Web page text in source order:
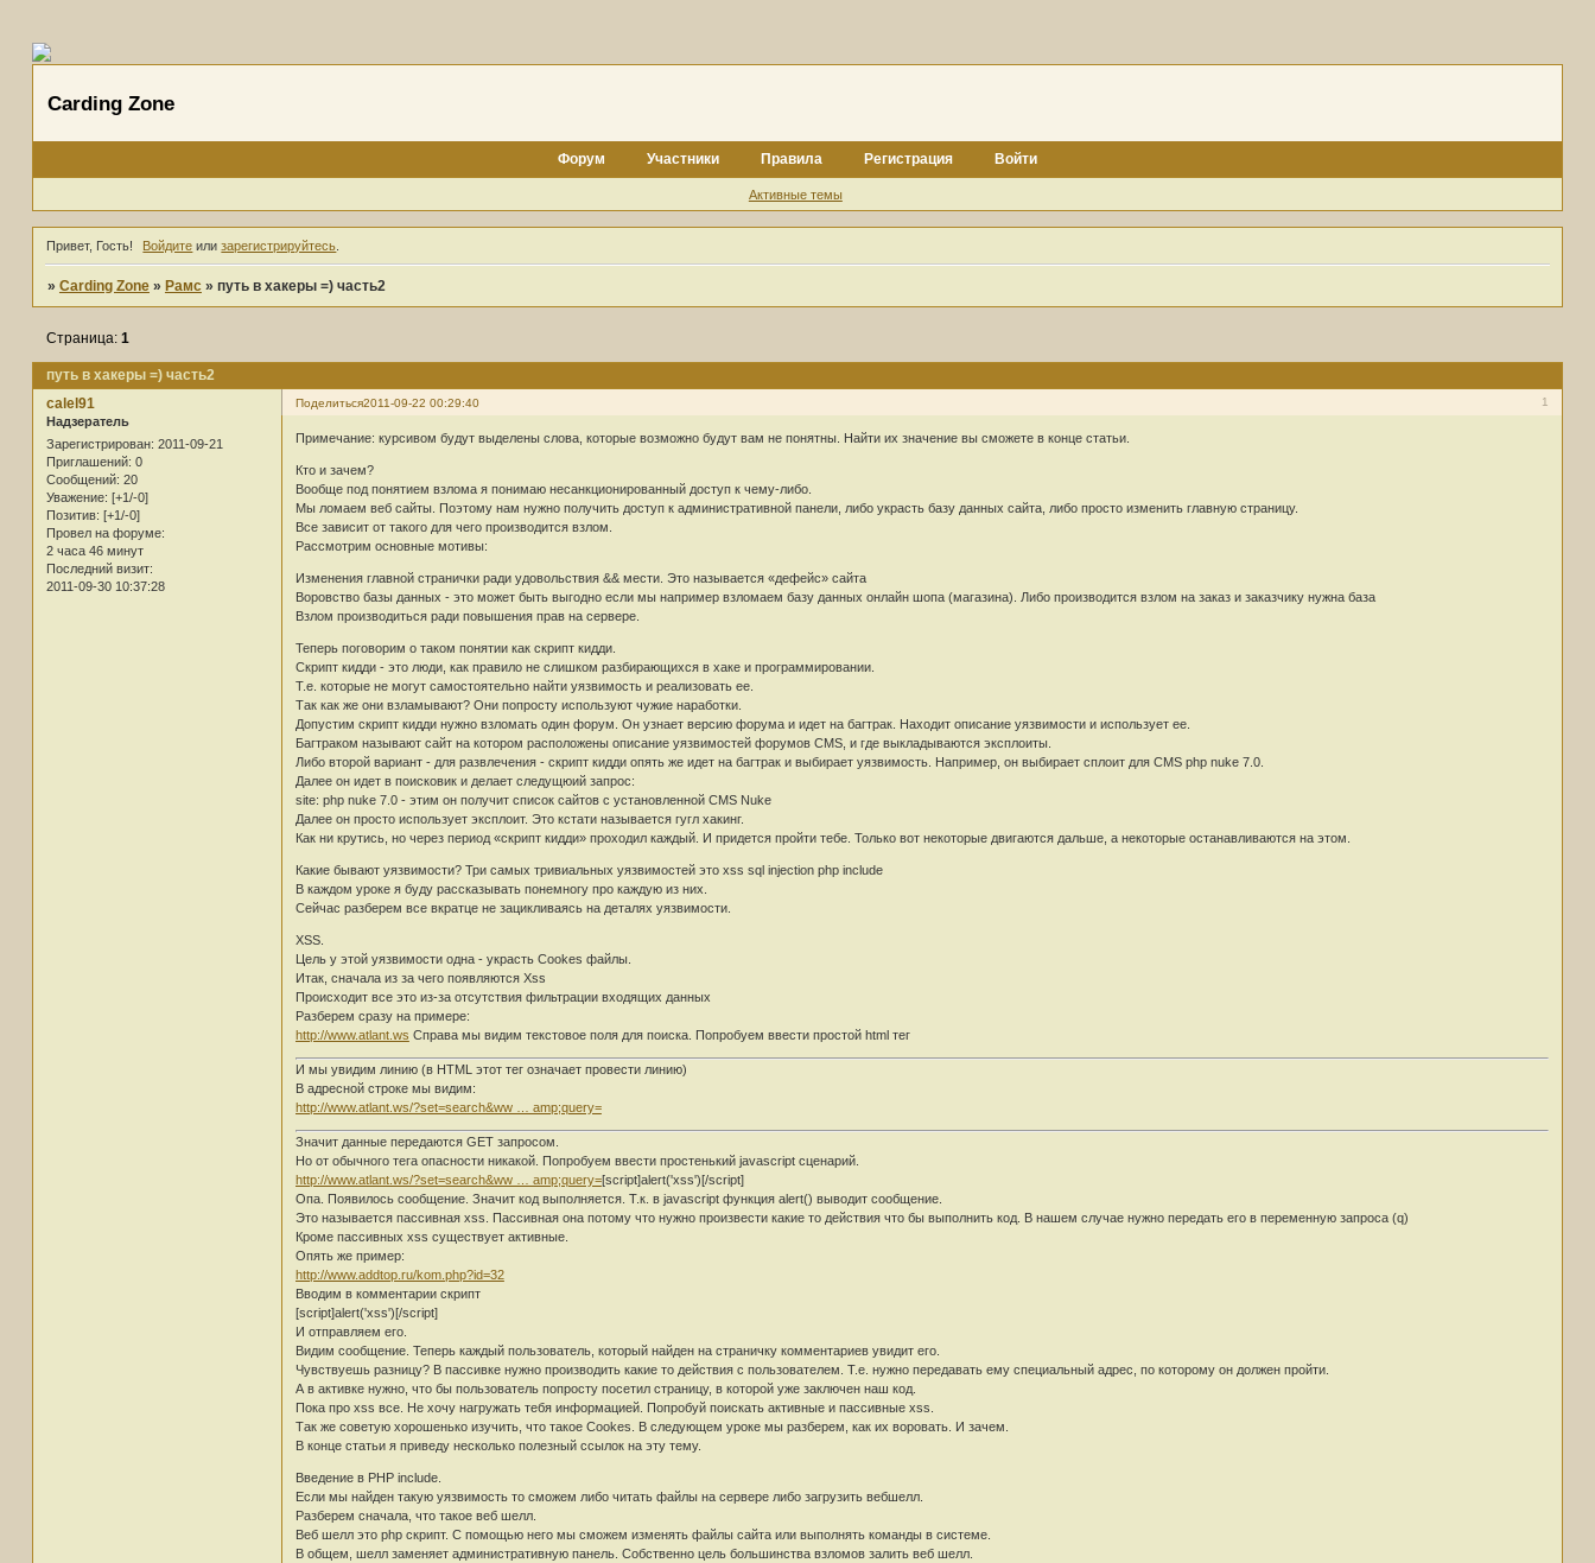
Carding Zone
Форум Участники Правила Регистрация Войти
Активные темы
Привет, Гость! Войдите илизарегистрируйтесь
» Carding Zone » Рамс » путь в хакеры =) часть2
путь в хакеры =) часть2
Страница: 1
Поделиться 1
2011-09-22 00:29:40
calel91
Надзератель
Зарегистрирован: 2011-09-21
Приглашений: 0
Сообщений: 20
Уважение: [+1/-0]
Позитив: [+1/-0]
Провел на форуме:
2 часа 46 минут
Последний визит:
2011-09-30 10:37:28
Примечание: курсивом будут выделены слова, которые возможно будут вам не понятны. Найти их значение вы сможете в конце статьи.
Кто и зачем?
Вообще под понятием взлома я понимаю несанкционированный доступ к чему-либо.
Мы ломаем веб сайты. Поэтому нам нужно получить доступ к административной панели, либо украсть базу данных сайта, либо просто изменить главную страницу.
Все зависит от такого для чего производится взлом.
Рассмотрим основные мотивы:
Изменения главной странички ради удовольствия && мести. Это называется «дефейс» сайта
Воровство базы данных - это может быть выгодно если мы например взломаем базу данных онлайн шопа (магазина). Либо производится взлом на заказ и заказчику нужна база
Взлом производиться ради повышения прав на сервере.
Теперь поговорим о таком понятии как скрипт кидди.
Скрипт кидди - это люди, как правило не слишком разбирающихся в хаке и программировании.
Т.е. которые не могут самостоятельно найти уязвимость и реализовать ее.
Так как же они взламывают? Они попросту используют чужие наработки.
Допустим скрипт кидди нужно взломать один форум. Он узнает версию форума и идет на багтрак. Находит описание уязвимости и использует ее.
Багтраком называют сайт на котором расположены описание уязвимостей форумов CMS, и где выкладываются эксплоиты.
Либо второй вариант - для развлечения - скрипт кидди опять же идет на багтрак и выбирает уязвимость. Например, он выбирает сплоит для CMS php nuke 7.0.
Далее он идет в поисковик и делает следущюий запрос:
site: php nuke 7.0 - этим он получит список сайтов с установленной CMS Nuke
Далее он просто использует эксплоит. Это кстати называется гугл хакинг.
Как ни крутись, но через период «скрипт кидди» проходил каждый. И придется пройти тебе. Только вот некоторые двигаются дальше, а некоторые останавливаются на этом.
Какие бывают уязвимости? Три самых тривиальных уязвимостей это xss sql injection php include
В каждом уроке я буду рассказывать понемногу про каждую из них.
Сейчас разберем все вкратце не зацикливаясь на деталях уязвимости.
XSS.
Цель у этой уязвимости одна - украсть Cookes файлы.
Итак, сначала из за чего появляются Xss
Происходит все это из-за отсутствия фильтрации входящих данных
Разберем сразу на примере:
http://www.atlant.ws Справа мы видим текстовое поля для поиска. Попробуем ввести простой html тег
И мы увидим линию (в HTML этот тег означает провести линию)
В адресной строке мы видим:
http://www.atlant.ws/?set=search&ww … amp;query=
Значит данные передаются GET запросом.
Но от обычного тега опасности никакой. Попробуем ввести простенький javascript сценарий.
http://www.atlant.ws/?set=search&ww … amp;query=[script]alert('xss')[/script]
Опа. Появилось сообщение. Значит код выполняется. Т.к. в javascript функция alert() выводит сообщение.
Это называется пассивная xss. Пассивная она потому что нужно произвести какие то действия что бы выполнить код. В нашем случае нужно передать его в переменную запроса (q)
Кроме пассивных xss существует активные.
Опять же пример:
http://www.addtop.ru/kom.php?id=32
Вводим в комментарии скрипт
[script]alert('xss')[/script]
И отправляем его.
Видим сообщение. Теперь каждый пользователь, который найден на страничку комментариев увидит его.
Чувствуешь разницу? В пассивке нужно производить какие то действия с пользователем. Т.е. нужно передавать ему специальный адрес, по которому он должен пройти.
А в активке нужно, что бы пользователь попросту посетил страницу, в которой уже заключен наш код.
Пока про xss все. Не хочу нагружать тебя информацией. Попробуй поискать активные и пассивные xss.
Так же советую хорошенько изучить, что такое Cookes. В следующем уроке мы разберем, как их воровать. И зачем.
В конце статьи я приведу несколько полезный ссылок на эту тему.
Введение в PHP include.
Если мы найден такую уязвимость то сможем либо читать файлы на сервере либо загрузить вебшелл.
Разберем сначала, что такое веб шелл.
Веб шелл это php скрипт. C помощью него мы сможем изменять файлы сайта или выполнять команды в системе.
В общем, шелл заменяет административную панель. Собственно цель большинства взломов залить веб шелл.